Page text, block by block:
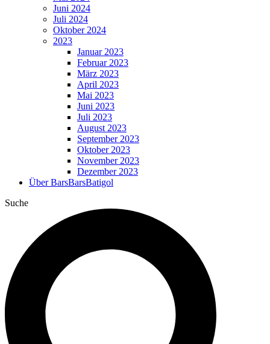
Juni 2024
Juli 2024
Oktober 2024
2023
Januar 2023
Februar 2023
März 2023
April 2023
Mai 2023
Juni 2023
Juli 2023
August 2023
September 2023
Oktober 2023
November 2023
Dezember 2023
Über BarsBarsBatigol
Suche